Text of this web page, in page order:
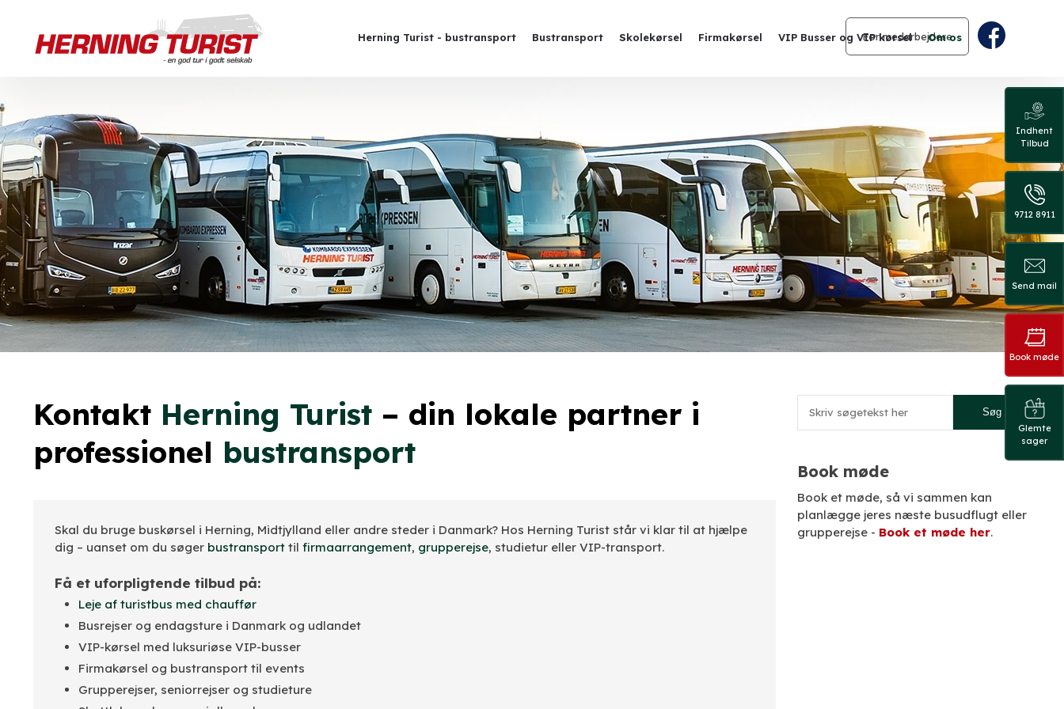
Herning Turist - bustransport Bustransport Skolekørsel Firmakørsel VIP Busser og VIP kørsel Om os
For medarbejdere
Indhent
Tilbud
9712 8911​
Send mail
Book møde
Glemte
sager
Kontakt Herning Turist– din lokale partner i
professionel bustransport
Skal du bruge buskørsel i Herning, Midtjylland eller andre steder i Danmark? Hos Herning Turist står vi klar til at hjælpe
dig – uanset om du søger bustransporttil firmaarrangement, grupperejse, studietur eller VIP-transport.
Få et uforpligtende tilbud på:
Leje af turistbus med chauffør
Busrejser og endagsture i Danmark og udlandet
VIP-kørsel med luksuriøse VIP-busser
Firmakørsel og bustransport til events
Grupperejser, seniorrejser og studieture
Book møde​
​Book et møde, så vi sammen kan
planlægge jeres næste busudflugt eller
grupperejse - Book et møde her.